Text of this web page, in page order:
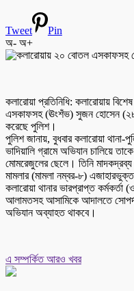
Tweet
Pin
অ- অ+
কলারোয়া প্রতিনিধি: কলারোয়ায়
এসকাফসহ (ঊংশঁভ) সুজন হোসেন
করেছে পুলিশ।
পুলিশ জানায়, বুধবার কলারোয়া থানা-
ভাদিয়ালি গ্রামে অভিযান চালিয়ে
মোমরেজুলের ছেলে। তিনি
মামলার (মামলা নম্বর-৮)
কলারোয়া থানার ভারপ্রাপ্ত
আলামতসহ আসামিকে আদালতে সোপর্দ
অভিযান অব্যাহত থাকবে।
এ সম্পর্কিত আরও খবর